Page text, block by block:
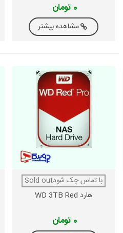
0 تومان
مشاهده بیشتر
با تماس چک شودSold out
هارد WD 3TB Red
0 تومان